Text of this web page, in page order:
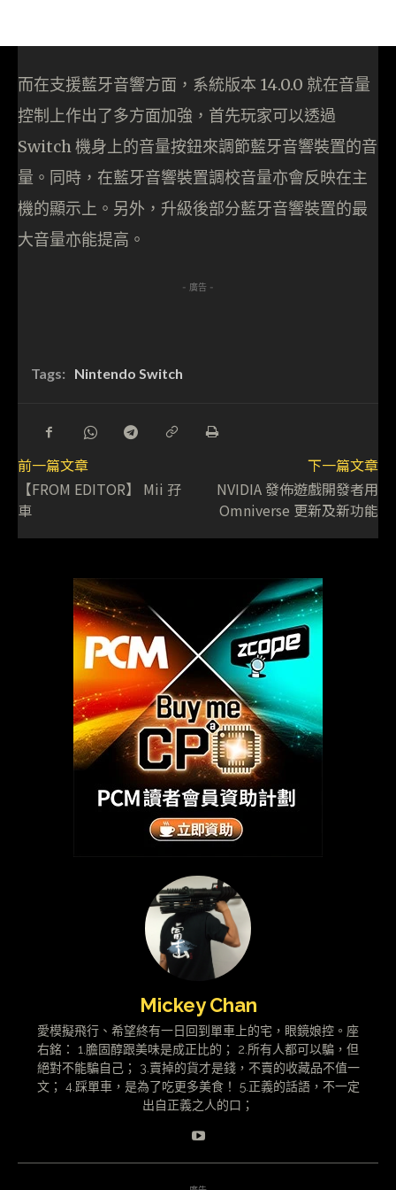
而在支援藍牙音響方面，系統版本 14.0.0 就在音量
控制上作出了多方面加強，首先玩家可以透過
Switch 機身上的音量按鈕來調節藍牙音響裝置的音
量。同時，在藍牙音響裝置調校音量亦會反映在主
機的顯示上。另外，升級後部分藍牙音響裝置的最
大音量亦能提高。
- 廣告 -
Tags: Nintendo Switch
前一篇文章
【FROM EDITOR】 Mii 孖
車
下一篇文章
NVIDIA 發佈遊戲開發者用
Omniverse 更新及新功能
Mickey Chan
愛模擬飛行、希望終有一日回到單車上的宅，眼鏡娘控。座
右銘： 1.膽固醇跟美味是成正比的； 2.所有人都可以騙，但
絕對不能騙自己； 3.賣掉的貨才是錢，不賣的收藏品不值一
文； 4.踩單車，是為了吃更多美食！ 5.正義的話語，不一定
出自正義之人的口；